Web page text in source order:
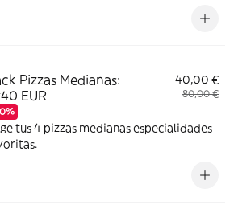
Fuze tea o Aquarius de limón. Tu
Pizzas Medianas:
EUR
40,00 €
80,00 €
tus 4 pizzas medianas especialidades